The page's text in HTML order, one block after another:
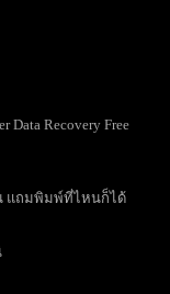
Recovery Free
น แถมพิมพ์ที่ไหนก็ได้